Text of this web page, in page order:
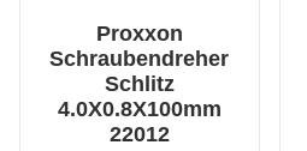
Proxxon
Schraubendreher
Schlitz
4.0X0.8X100mm
22012